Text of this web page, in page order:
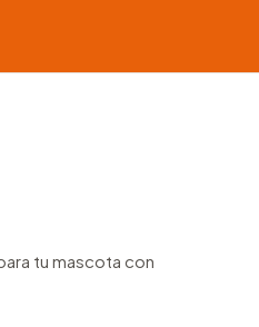
tu mascota con